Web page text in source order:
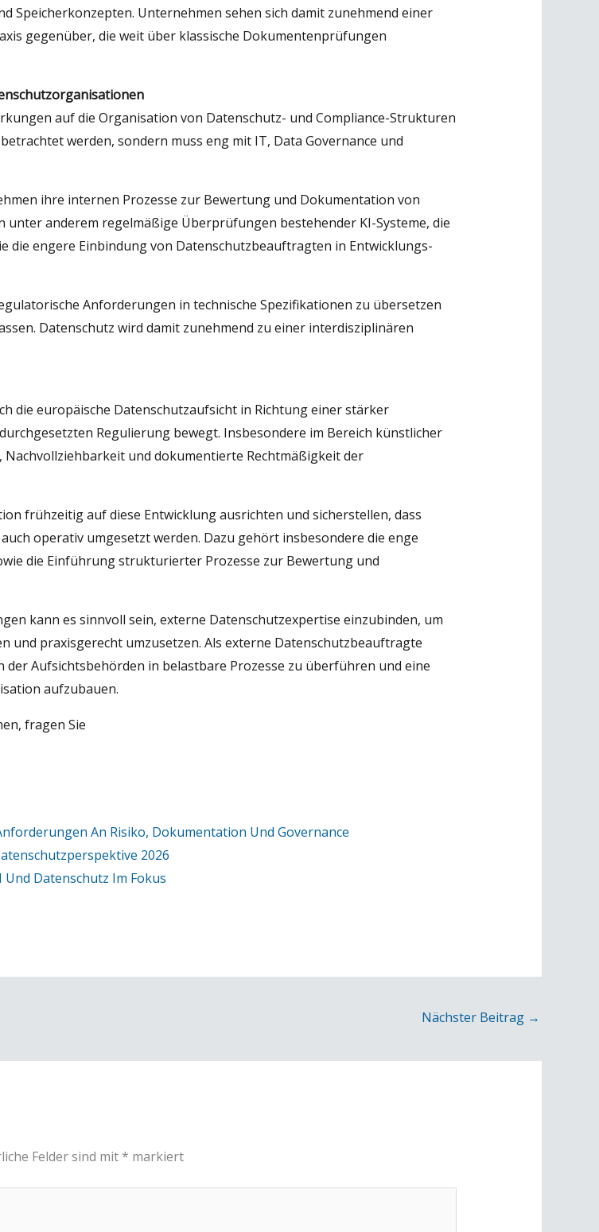
Speicherkonzepten. Unternehmen sehen sich damit zunehmend einer
gegenüber, die weit über klassische Dokumentenprüfungen
auf die Organisation von Datenschutz- und Compliance-Strukturen
werden, sondern muss eng mit IT, Data Governance und
ihre internen Prozesse zur Bewertung und Dokumentation von
anderem regelmäßige Überprüfungen bestehender KI-Systeme, die
engere Einbindung von Datenschutzbeauftragten in Entwicklungs-
Anforderungen in technische Spezifikationen zu übersetzen
Datenschutz wird damit zunehmend zu einer interdisziplinären
die europäische Datenschutzaufsicht in Richtung einer stärker
Regulierung bewegt. Insbesondere im Bereich künstlicher
und dokumentierte Rechtmäßigkeit der
frühzeitig auf diese Entwicklung ausrichten und sicherstellen, dass
operativ umgesetzt werden. Dazu gehört insbesondere die enge
die Einführung strukturierter Prozesse zur Bewertung und
kann es sinnvoll sein, externe Datenschutzexpertise einzubinden, um
praxisgerecht umzusetzen. Als externe Datenschutzbeauftragte
Aufsichtsbehörden in belastbare Prozesse zu überführen und eine
aufzubauen.
, fragen Sie
An Risiko, Dokumentation Und Governance
2026
Datenschutz Im Fokus
Nächster Beitrag →
Felder sind mit * markiert